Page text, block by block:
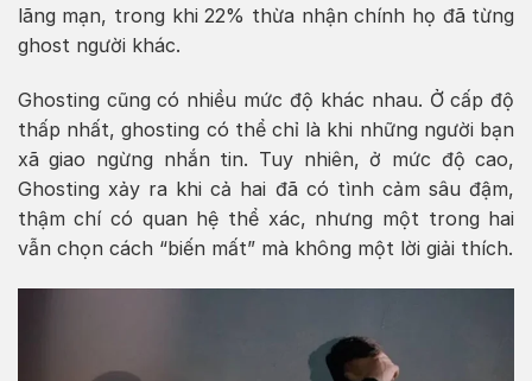
lãng mạn, trong khi 22% thừa nhận chính họ đã từng
ghost người khác.
Ghosting cũng có nhiều mức độ khác nhau. Ở cấp độ
thấp nhất, ghosting có thể chỉ là khi những người bạn
xã giao ngừng nhắn tin. Tuy nhiên, ở mức độ cao,
Ghosting xảy ra khi cả hai đã có tình cảm sâu đậm,
thậm chí có quan hệ thể xác, nhưng một trong hai
vẫn chọn cách “biến mất” mà không một lời giải thích.